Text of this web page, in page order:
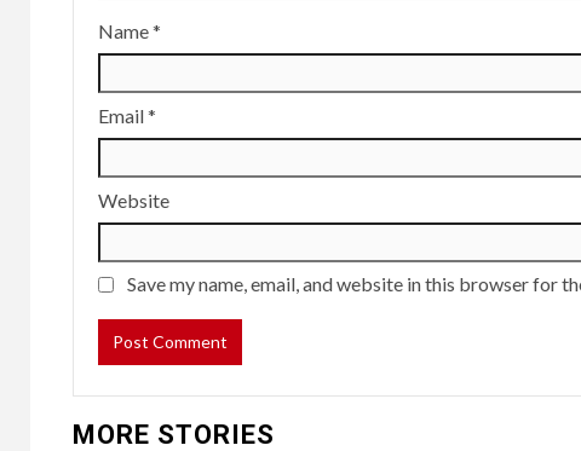
Name*
Email*
Website
Save my name, email, and website in this browser for
MORE STORIES